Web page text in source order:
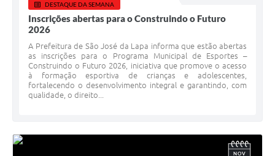
DESTAQUE DA SEMANA
Inscrições abertas para o Construindo o Futuro
2026
A Prefeitura de São José da Lapa informa que estão abertas
as inscrições para o Programa Municipal de Esportes –
Construindo o Futuro 2026, iniciativa que promove o acesso
à formação esportiva de crianças e adolescentes,
fortalecendo o desenvolvimento integral e garantindo, com
qualidade, o direito...
NOV